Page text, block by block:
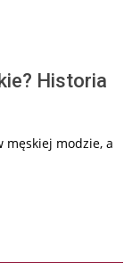
Historia
męskiej modzie, a